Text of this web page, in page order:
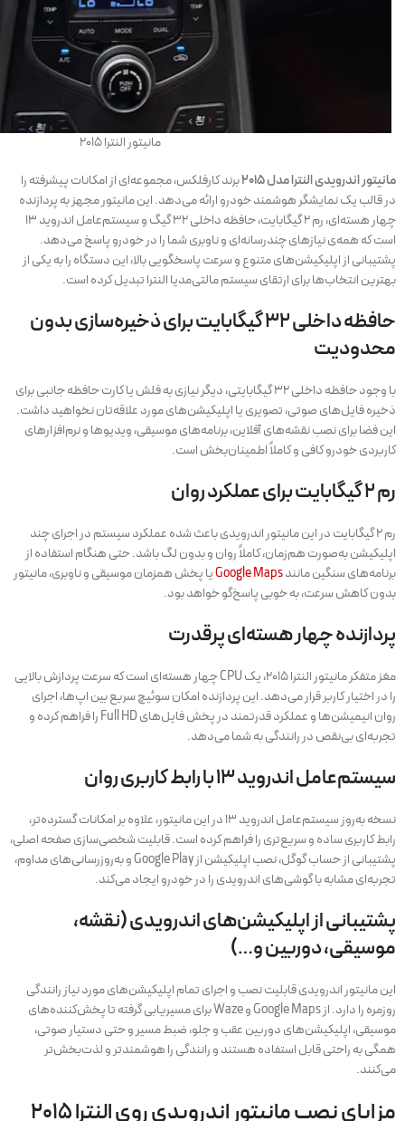
مانیتور النترا ۲۰۱۵
مانیتور اندرویدی النترا مدل ۲۰۱۵
برند کارفلکس، مجموعه‌ای از امکانات پیشرفته را
در قالب یک نمایشگر هوشمند خودرو ارائه می‌دهد. این مانیتور مجهز به پردازنده
چهار هسته‌ای، رم ۲ گیگابایت، حافظه داخلی ۳۲ گیگ و سیستم‌عامل اندروید ۱۳
است که همه‌ی نیازهای چندرسانه‌ای و ناوبری شما را در خودرو پاسخ می‌دهد.
پشتیبانی از اپلیکیشن‌های متنوع و سرعت پاسخگویی بالا، این دستگاه را به یکی از
بهترین انتخاب‌ها برای ارتقای سیستم مالتی‌مدیا النترا تبدیل کرده است.
حافظه داخلی ۳۲ گیگابایت برای ذخیره‌سازی بدون
محدودیت
با وجود حافظه داخلی ۳۲ گیگابایتی، دیگر نیازی به فلش یا کارت حافظه جانبی برای
ذخیره فایل‌های صوتی، تصویری یا اپلیکیشن‌های مورد علاقه‌تان نخواهید داشت.
این فضا برای نصب نقشه‌های آفلاین، برنامه‌های موسیقی، ویدیوها و نرم‌افزارهای
کاربردی خودرو کافی و کاملاً اطمینان‌بخش است.
رم ۲ گیگابایت برای عملکرد روان
رم ۲ گیگابایت در این مانیتور اندرویدی باعث شده عملکرد سیستم در اجرای چند
اپلیکیشن به‌صورت هم‌زمان، کاملاً روان و بدون لگ باشد. حتی هنگام استفاده از
برنامه‌های سنگین مانندGoogle Mapsیا پخش همزمان موسیقی و ناوبری، مانیتور
بدون کاهش سرعت، به خوبی پاسخ‌گو خواهد بود.
پردازنده چهار هسته‌ای پرقدرت
مغز متفکر مانیتور النترا ۲۰۱۵، یک CPU چهار هسته‌ای است که سرعت پردازش بالایی
را در اختیار کاربر قرار می‌دهد. این پردازنده امکان سوئیچ سریع بین اپ‌ها، اجرای
روان انیمیشن‌ها و عملکرد قدرتمند در پخش فایل‌های Full HD را فراهم کرده و
تجربه‌ای بی‌نقص در رانندگی به شما می‌دهد.
سیستم‌عامل اندروید ۱۳ با رابط کاربری روان
نسخه به‌روز سیستم‌عامل اندروید ۱۳ در این مانیتور، علاوه بر امکانات گسترده‌تر،
رابط کاربری ساده و سریع‌تری را فراهم کرده است. قابلیت شخصی‌سازی صفحه اصلی،
پشتیبانی از حساب گوگل، نصب اپلیکیشن از Google Play و به‌روزرسانی‌های مداوم،
تجربه‌ای مشابه با گوشی‌های اندرویدی را در خودرو ایجاد می‌کند.
پشتیبانی از اپلیکیشن‌های اندرویدی (نقشه،
موسیقی، دوربین و…)
این مانیتور اندرویدی قابلیت نصب و اجرای تمام اپلیکیشن‌های مورد نیاز رانندگی
روزمره را دارد. از Google Maps و Waze برای مسیریابی گرفته تا پخش‌کننده‌های
موسیقی، اپلیکیشن‌های دوربین عقب و جلو، ضبط مسیر و حتی دستیار صوتی،
همگی به راحتی قابل استفاده هستند و رانندگی را هوشمندتر و لذت‌بخش‌تر
می‌کنند.
مزایای نصب مانیتور اندرویدی روی النترا ۲۰۱۵